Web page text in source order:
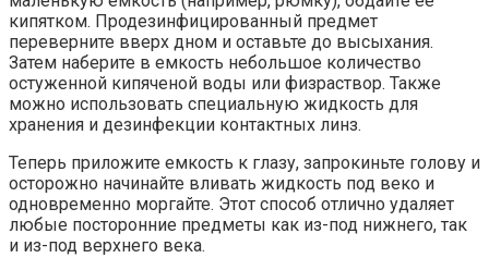
кипятком. Продезинфицированный предмет
переверните вверх дном и оставьте до высыхания.
Затем наберите в емкость небольшое количество
остуженной кипяченой воды или физраствор. Также
можно использовать специальную жидкость для
хранения и дезинфекции контактных линз.
Теперь приложите емкость к глазу, запрокиньте голову и
осторожно начинайте вливать жидкость под веко и
одновременно моргайте. Этот способ отлично удаляет
любые посторонние предметы как из-под нижнего, так
и из-под верхнего века.